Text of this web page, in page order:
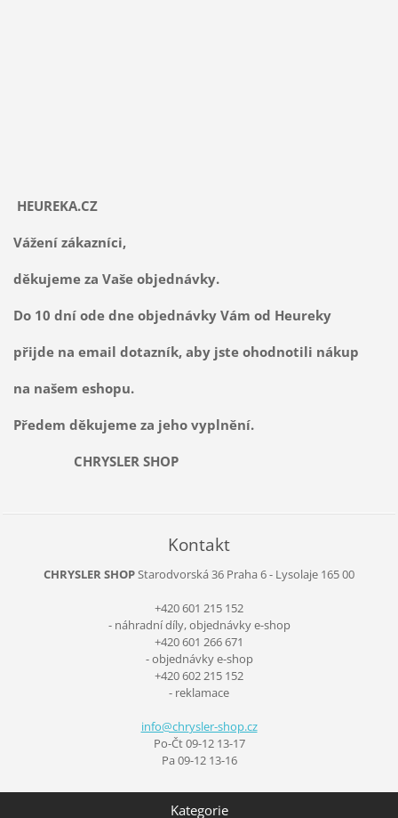
HEUREKA.CZ
Vážení zákazníci,
děkujeme za Vaše objednávky.
Do 10 dní ode dne objednávky Vám od Heureky
přijde na email dotazník, aby jste ohodnotili nákup
na našem eshopu.
Předem děkujeme za jeho vyplnění.
CHRYSLER SHOP
Kontakt
CHRYSLER SHOPStarodvorská 36 Praha 6 - Lysolaje 165 00
+420 601 215 152
- náhradní díly, objednávky e-shop
+420 601 266 671
- objednávky e-shop
+420 602 215 152
- reklamace
info@chrysler-shop.cz
Po-Čt 09-12 13-17
Pa 09-12 13-16
Kategorie